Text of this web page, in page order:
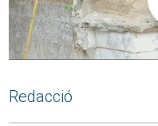
Redacció